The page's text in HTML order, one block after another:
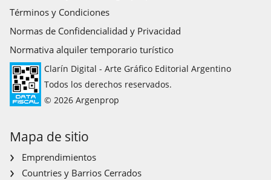
Términos y Condiciones
Normas de Confidencialidad y Privacidad
Normativa alquiler temporario turístico
Clarín Digital - Arte Gráfico Editorial Argentino
Todos los derechos reservados.
© 2026 Argenprop
Mapa de sitio
Emprendimientos
Countries y Barrios Cerrados